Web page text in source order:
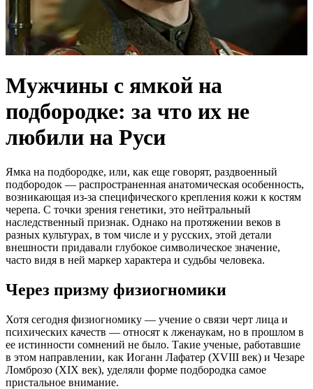
Мужчины с ямкой на
подбородке: за что их не
любили на Руси
Ямка на подбородке, или, как еще говорят, раздвоенный
подбородок — распространенная анатомическая особенность,
возникающая из-за специфического крепления кожи к костям
черепа. С точки зрения генетики, это нейтральный
наследственный признак. Однако на протяжении веков в
разных культурах, в том числе и у русских, этой детали
внешности придавали глубокое символическое значение,
часто видя в ней маркер характера и судьбы человека.
Через призму физиогномики
Хотя сегодня физиогномику — учение о связи черт лица и
психических качеств — относят к лженаукам, но в прошлом в
ее истинности сомнений не было. Такие ученые, работавшие
в этом направлении, как Иоганн Лафатер (XVIII век) и Чезаре
Ломброзо (XIX век), уделяли форме подбородка самое
пристальное внимание.